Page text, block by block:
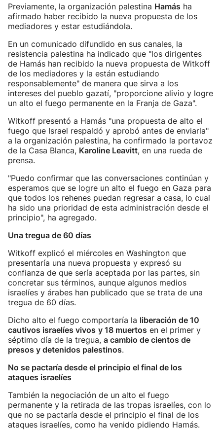
Previamente, la organización palestina Hamás ha
afirmado haber recibido la nueva propuesta de los
mediadores y estar estudiándola.
En un comunicado difundido en sus canales, la
resistencia palestina ha indicado que "los dirigentes
de Hamás han recibido la nueva propuesta de Witkoff
de los mediadores y la están estudiando
responsablemente" de manera que sirva a los
intereses del pueblo gazatí, "proporcione alivio y logre
un alto el fuego permanente en la Franja de Gaza".
Witkoff presentó a Hamás "una propuesta de alto el
fuego que Israel respaldó y aprobó antes de enviarla"
a la organización palestina, ha confirmado la portavoz
de la Casa Blanca, Karoline Leavitt, en una rueda de
prensa.
"Puedo confirmar que las conversaciones continúan y
esperamos que se logre un alto el fuego en Gaza para
que todos los rehenes puedan regresar a casa, lo cual
ha sido una prioridad de esta administración desde el
principio", ha agregado.
Una tregua de 60 días
Witkoff explicó el miércoles en Washington que
presentaría una nueva propuesta y expresó su
confianza de que sería aceptada por las partes, sin
concretar sus términos, aunque algunos medios
israelíes y árabes han publicado que se trata de una
tregua de 60 días.
Dicho alto el fuego comportaría la liberación de 10
cautivos israelíes vivos y 18 muertos en el primer y
séptimo día de la tregua, a cambio de cientos de
presos y detenidos palestinos.
No se pactaría desde el principio el final de los
ataques israelíes
También la negociación de un alto el fuego
permanente y la retirada de las tropas israelíes, con lo
que no se pactaría desde el principio el final de los
ataques israelíes, como ha venido pidiendo Hamás.